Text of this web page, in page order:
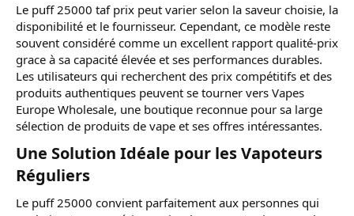
Le puff 25000 taf prix peut varier selon la saveur choisie, la
disponibilité et le fournisseur. Cependant, ce modèle reste
souvent considéré comme un excellent rapport qualité-prix
grace à sa capacité élevée et ses performances durables.
Les utilisateurs qui recherchent des prix compétitifs et des
produits authentiques peuvent se tourner vers Vapes
Europe Wholesale, une boutique reconnue pour sa large
sélection de produits de vape et ses offres intéressantes.
Une Solution Idéale pour les Vapoteurs
Réguliers​
Le puff 25000 convient parfaitement aux personnes qui